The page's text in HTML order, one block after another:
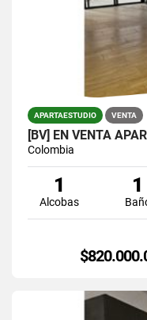
APARTAESTUDIO VENTA
Colombia
1
Alcobas
1